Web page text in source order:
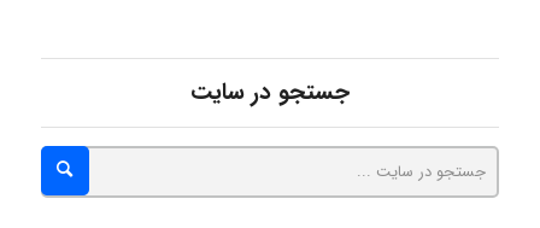
Alirez0990
hosein abdolvand
جستجو در سایت